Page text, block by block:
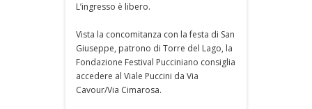
L’ingresso è libero.
Vista la concomitanza con la festa di San
Giuseppe, patrono di Torre del Lago, la
Fondazione Festival Pucciniano consiglia
accedere al Viale Puccini da Via
Cavour/Via Cimarosa.